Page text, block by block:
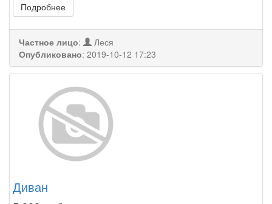
Подробнее
Частное лицо:
Леся
Опубликовано: 2019-10-12 17:23
Диван